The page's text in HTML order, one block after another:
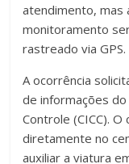
atendimento, mas
monitoramento
rastreado via GPS.
A ocorrência
de informações
Controle (CICC).
diretamente no
auxiliar a viatura